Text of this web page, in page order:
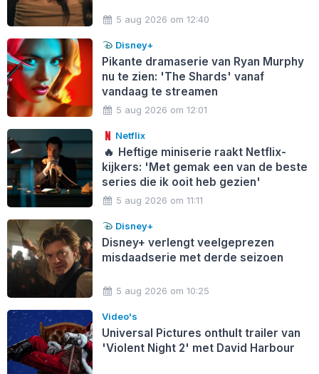
5 aug 2026 om 12:40
Disney+
Pikante dramaserie van Ryan Murphy
nu te zien: 'The Shards' vanaf
vandaag te streamen
5 aug 2026 om 12:01
Netflix
🔥 Heftige miniserie raakt Netflix-
kijkers: 'Met gemak een van de beste
series die ik ooit heb gezien'
5 aug 2026 om 11:11
Disney+
Disney+ verlengt veelgeprezen
misdaadserie met derde seizoen
5 aug 2026 om 10:25
Video's
Universal Pictures onthult trailer van
'Violent Night 2' met David Harbour